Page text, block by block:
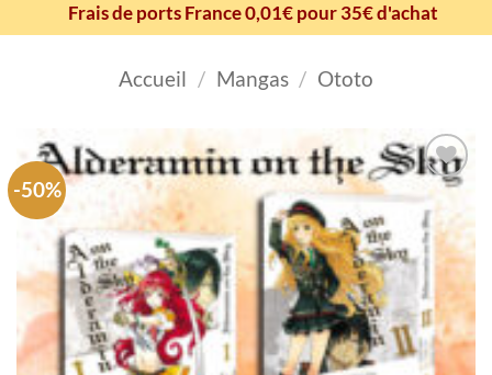
Frais de ports France 0,01€ pour 35€ d'achat
Accueil / Mangas / Ototo
-50%
Ajouter
à la
wishlist